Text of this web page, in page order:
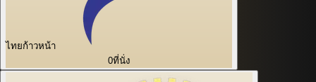
ไทยก้าวหน้า
0ที่นั่ง